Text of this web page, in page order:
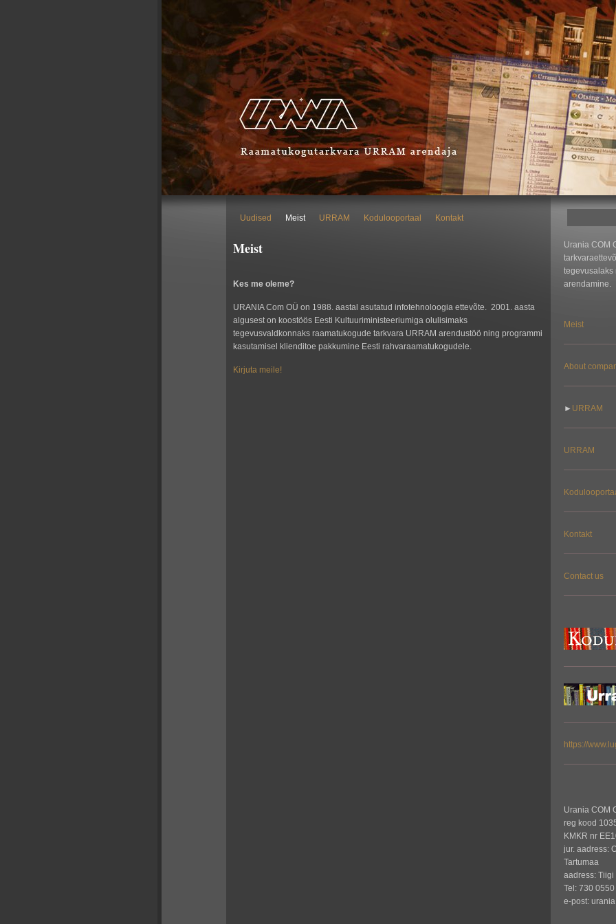
Uudised Meist URRAM Kodulooportaal Kontakt
Meist
Kes me oleme?
URANIA Com OÜ on 1988. aastal asutatud infotehnoloogia ettevõte. 2001. aasta
algusest on koostöös Eesti Kultuuriministeeriumiga olulisimaks
tegevusvaldkonnaks raamatukogude tarkvara URRAM arendustöö ning programmi
kasutamisel klienditoe pakkumine Eesti rahvaraamatukogudele.
Kirjuta meile!
Urania COM
tegevusalaks
arendamine.
Meist
About
► URRAM
URRAM
Kontakt
Contact us
https://
Urania COM
reg kood
KMKR nr
jur. aadress:
Tartumaa
aadress: Tiigi
Tel: 730 0550
e-post: